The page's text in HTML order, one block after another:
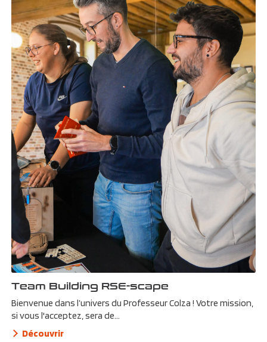
Team Building RSE-scape
Bienvenue dans l’univers du Professeur Colza ! Votre mission,
si vous l'acceptez, sera de...
Découvrir